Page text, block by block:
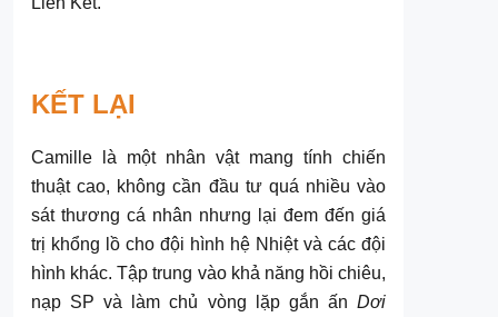
KẾT LẠI
Camille là một nhân vật mang tính chiến
thuật cao, không cần đầu tư quá nhiều vào
sát thương cá nhân nhưng lại đem đến giá
trị khổng lồ cho đội hình hệ Nhiệt và các đội
hình khác. Tập trung vào khả năng hồi chiêu,
nạp SP và làm chủ vòng lặp gắn ấn Dơi